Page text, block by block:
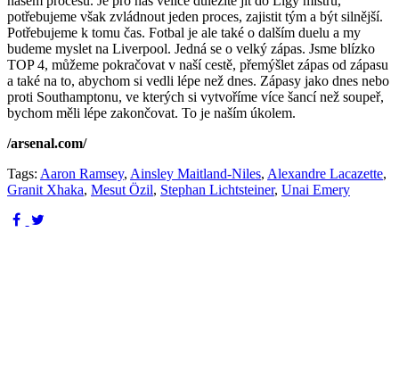
potřebujeme však zvládnout jeden proces, zajistit tým a být silnější.
Potřebujeme k tomu čas. Fotbal je ale také o dalším duelu a my
budeme myslet na Liverpool. Jedná se o velký zápas. Jsme blízko
TOP 4, můžeme pokračovat v naší cestě, přemýšlet zápas od zápasu
a také na to, abychom si vedli lépe než dnes. Zápasy jako dnes nebo
proti Southamptonu, ve kterých si vytvoříme více šancí než soupeř,
bychom měli lépe zakončovat. To je naším úkolem.
/arsenal.com/
Tags: Aaron Ramsey, Ainsley Maitland-Niles, Alexandre Lacazette,
Granit Xhaka, Mesut Özil, Stephan Lichtsteiner, Unai Emery